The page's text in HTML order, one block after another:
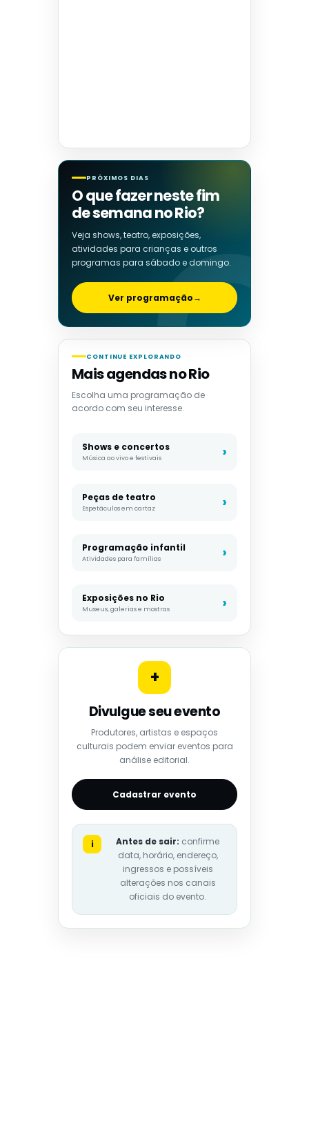
PRÓXIMOS DIAS
O que fazer neste fim
de semana no Rio?
Veja shows, teatro, exposições,
atividades para crianças e outros
programas para sábado e domingo.
Ver programação→
CONTINUE EXPLORANDO
Mais agendas no Rio
Escolha uma programação de
acordo com seu interesse.
Shows e concertos
Música ao vivo e festivais
Peças de teatro
Espetáculos em cartaz
Programação infantil
Atividades para famílias
Exposições no Rio
Museus, galerias e mostras
+
Divulgue seu evento
Produtores, artistas e espaços
culturais podem enviar eventos para
análise editorial.
Cadastrar evento
i Antes de sair: confirme
data, horário, endereço,
ingressos e possíveis
alterações nos canais
oficiais do evento.